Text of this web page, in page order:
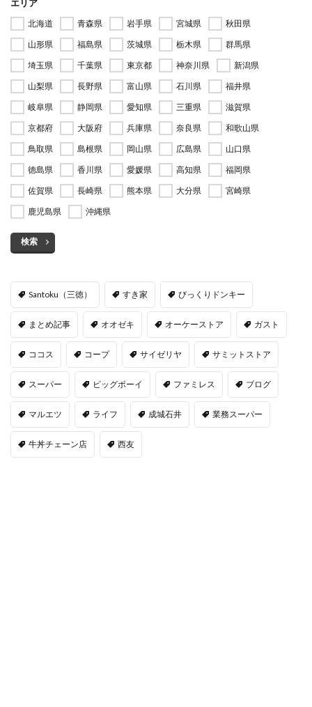
エリア
北海道 青森県 岩手県 宮城県
秋田県
山形県
福島県 茨城県 栃木県
群馬県
埼玉県
千葉県 東京都 神奈川県
新潟県
山梨県
長野県 富山県 石川県
福井県
岐阜県
静岡県 愛知県 三重県
滋賀県
京都府
大阪府 兵庫県 奈良県
和歌山県
鳥取県
島根県 岡山県 広島県
山口県
徳島県
香川県 愛媛県 高知県
福岡県
佐賀県
長崎県 熊本県 大分県
宮崎県
鹿児島県
沖縄県
検索
Santoku（三徳） すき家 びっくりドンキー
まとめ記事 オオゼキ オーケーストア ガスト
ココス コープ サイゼリヤ サミットストア
スーパー ビッグボーイ ファミレス ブログ
マルエツ ライフ 成城石井 業務スーパー
牛丼チェーン店 西友